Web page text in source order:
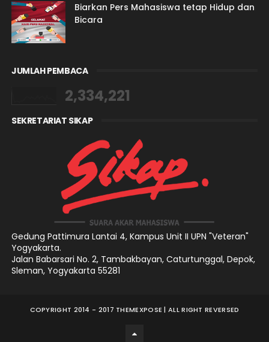
Biarkan Pers Mahasiswa tetap Hidup dan
Bicara
JUMLAH PEMBACA
2,334,221
SEKRETARIAT SIKAP
Gedung Pattimura Lantai 4, Kampus Unit II UPN "Veteran"
Yogyakarta.
Jalan Babarsari No. 2, Tambakbayan, Caturtunggal, Depok,
Sleman, Yogyakarta 55281
COPYRIGHT 2014 - 2017 THEMEXPOSE | ALL RIGHT REVERSED